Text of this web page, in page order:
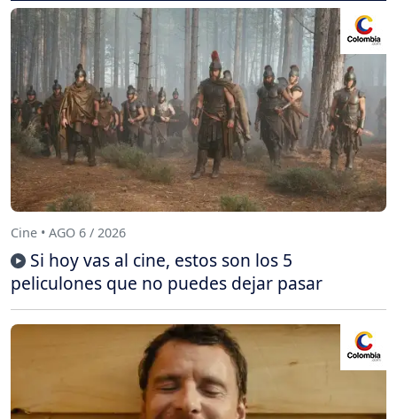
Cine • AGO 6 / 2026
Si hoy vas al cine, estos son los 5
peliculones que no puedes dejar pasar